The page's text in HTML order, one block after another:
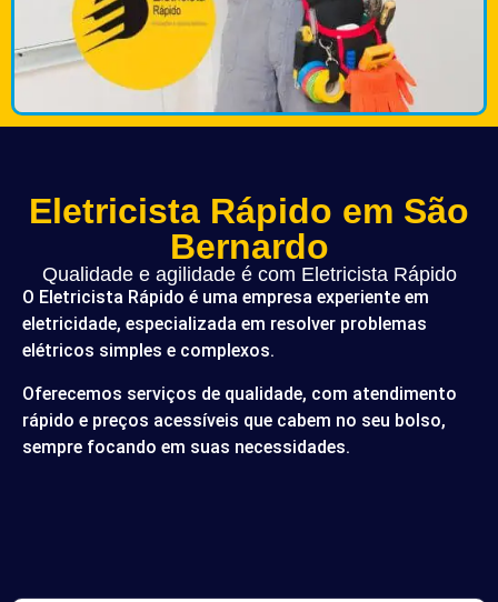
Eletricista Rápido em São
Bernardo
Qualidade e agilidade é com Eletricista Rápido
O Eletricista Rápido é uma empresa experiente em
eletricidade, especializada em resolver problemas
elétricos simples e complexos.
Oferecemos serviços de qualidade, com atendimento
rápido e preços acessíveis que cabem no seu bolso,
sempre focando em suas necessidades.